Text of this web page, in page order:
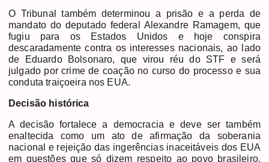
O Tribunal também determinou a prisão e a perda de
mandato do deputado federal Alexandre Ramagem, que
fugiu para os Estados Unidos e hoje conspira
descaradamente contra os interesses nacionais, ao lado
de Eduardo Bolsonaro, que virou réu do STF e será
julgado por crime de coação no curso do processo e sua
conduta traiçoeira nos EUA.
Decisão histórica
A decisão fortalece a democracia e deve ser também
enaltecida como um ato de afirmação da soberania
nacional e rejeição das ingerências inaceitáveis dos EUA
em questões que só dizem respeito ao povo brasileiro,